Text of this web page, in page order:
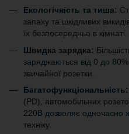
Екологічність та тиша:
запаху та шкідливих
їх безпосередньо в кімнаті.
Швидка зарядка:
заряджаються від 0 до
звичайної розетки.
Багатофункціональність:
(PD), автомобільних
220В дозволяє одночасно
техніку.